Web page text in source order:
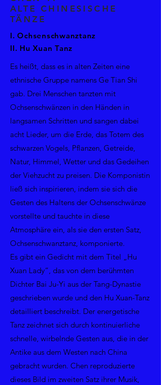
ALTE CHINESISCHE
TÄNZE
I. Ochsenschwanztanz
II. Hu Xuan Tanz
Es heißt, dass es in alten Zeiten eine
ethnische Gruppe namens Ge Tian Shi
gab. Drei Menschen tanzten mit
Ochsenschwänzen in den Händen in
langsamen Schritten und sangen dabei
acht Lieder, um die Erde, das Totem des
schwarzen Vogels, Pflanzen, Getreide,
Natur, Himmel, Wetter und das Gedeihen
der Viehzucht zu preisen. Die Komponistin
ließ sich inspirieren, indem sie sich die
Gesten des Haltens der Ochsenschwänze
vorstellte und tauchte in diese
Atmosphäre ein, als sie den ersten Satz,
Ochsenschwanztanz, komponierte.
Es gibt ein Gedicht mit dem Titel „Hu
Xuan Lady“, das von dem berühmten
Dichter Bai Ju-Yi aus der Tang-Dynastie
geschrieben wurde und den Hu Xuan-Tanz
detailliert beschreibt. Der energetische
Tanz zeichnet sich durch kontinuierliche
schnelle, wirbelnde Gesten aus, die in der
Antike aus dem Westen nach China
gebracht wurden. Chen reproduzierte
dieses Bild im zweiten Satz ihrer Musik,